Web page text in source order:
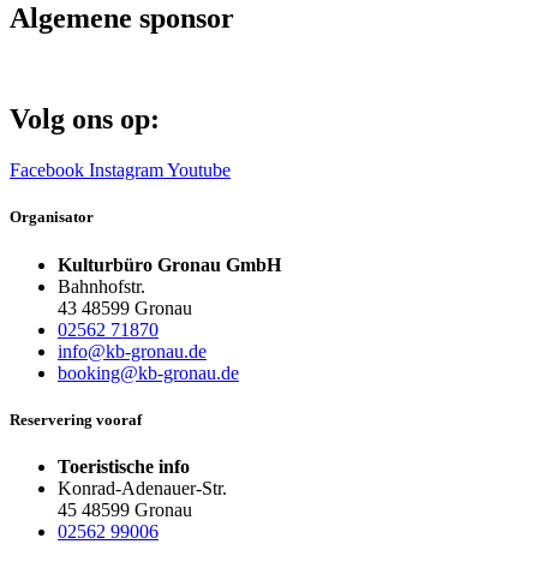
Algemene sponsor
Volg ons op:
Facebook InstagramYoutube
Organisator
Kulturbüro Gronau GmbH
Bahnhofstr.
43 48599 Gronau
02562 71870
info@kb-gronau.de
booking@kb-gronau.de
Reservering vooraf
Toeristische info
Konrad-Adenauer-Str.
45 48599 Gronau
02562 99006